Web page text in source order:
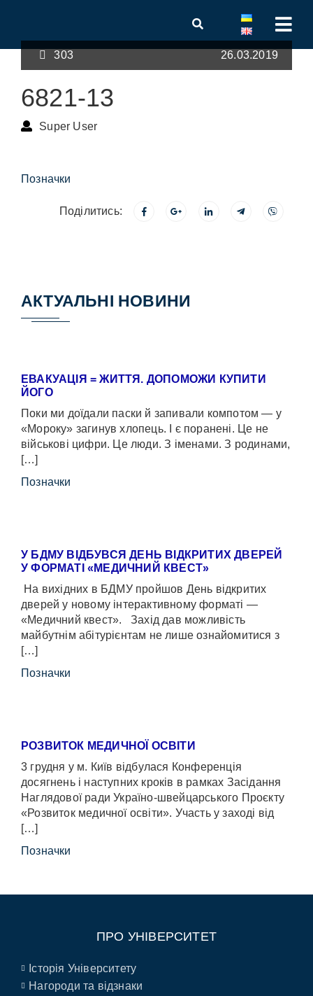
303 26.03.2019
6821-13
Super User
Позначки
Поділитись:
АКТУАЛЬНІ НОВИНИ
ЕВАКУАЦІЯ = ЖИТТЯ. ДОПОМОЖИ КУПИТИ
ЙОГО
Поки ми доїдали паски й запивали компотом — у
«Мороку» загинув хлопець. І є поранені. Це не
військові цифри. Це люди. З іменами. З родинами,
[…]
Позначки
У БДМУ ВІДБУВСЯ ДЕНЬ ВІДКРИТИХ ДВЕРЕЙ
У ФОРМАТІ «МЕДИЧНИЙ КВЕСТ»
На вихідних в БДМУ пройшов День відкритих
дверей у новому інтерактивному форматі —
«Медичний квест». Захід дав можливість
майбутнім абітурієнтам не лише ознайомитися з
[…]
Позначки
РОЗВИТОК МЕДИЧНОЇ ОСВІТИ
3 грудня у м. Київ відбулася Конференція
досягнень і наступних кроків в рамках Засідання
Наглядової ради Україно-швейцарського Проєкту
«Розвиток медичної освіти». Участь у заході від
[…]
Позначки
ПРО УНІВЕРСИТЕТ
Історія Університету
Нагороди та відзнаки